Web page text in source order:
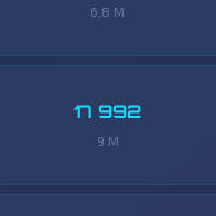
6,8 M
17 992
9 M